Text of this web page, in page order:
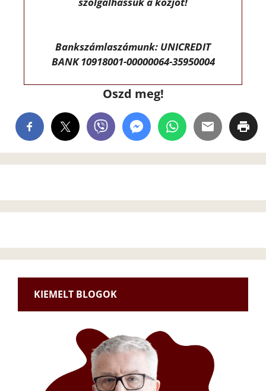
Bankszámlaszámunk: UNICREDIT
BANK 10918001-00000064-35950004
Oszd meg!
KIEMELT BLOGOK